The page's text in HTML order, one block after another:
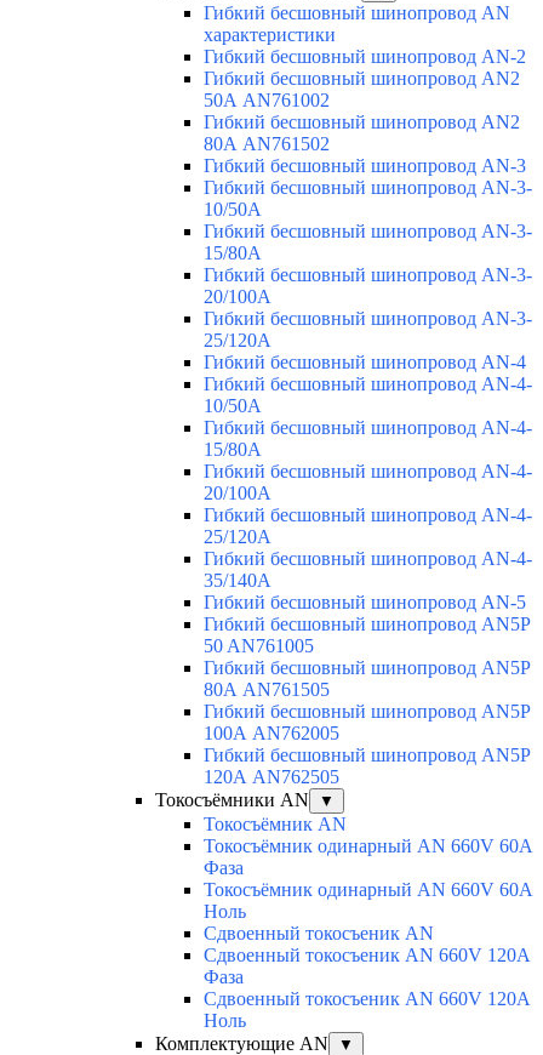
Гибкий бесшовный шинопровод AN
характеристики
Гибкий бесшовный шинопровод AN-2
Гибкий бесшовный шинопровод AN2
50А AN761002
Гибкий бесшовный шинопровод AN2
80А AN761502
Гибкий бесшовный шинопровод AN-3
Гибкий бесшовный шинопровод AN-3-
10/50A
Гибкий бесшовный шинопровод AN-3-
15/80A
Гибкий бесшовный шинопровод AN-3-
20/100A
Гибкий бесшовный шинопровод AN-3-
25/120A
Гибкий бесшовный шинопровод AN-4
Гибкий бесшовный шинопровод AN-4-
10/50A
Гибкий бесшовный шинопровод AN-4-
15/80A
Гибкий бесшовный шинопровод AN-4-
20/100A
Гибкий бесшовный шинопровод AN-4-
25/120A
Гибкий бесшовный шинопровод AN-4-
35/140A
Гибкий бесшовный шинопровод AN-5
Гибкий бесшовный шинопровод AN5P
50 AN761005
Гибкий бесшовный шинопровод AN5P
80А AN761505
Гибкий бесшовный шинопровод AN5P
100А AN762005
Гибкий бесшовный шинопровод AN5P
120А AN762505
Токосъёмники AN
▼
Токосъёмник AN
Токосъёмник одинарный AN 660V 60A
Фаза
Токосъёмник одинарный AN 660V 60A
Ноль
Сдвоенный токосъеник AN
Сдвоенный токосъеник AN 660V 120A
Фаза
Сдвоенный токосъеник AN 660V 120A
Ноль
Комплектующие AN
▼